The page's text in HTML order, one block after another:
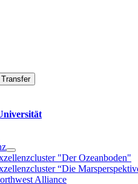
"Der Ozeanboden"
“Die
Alliance